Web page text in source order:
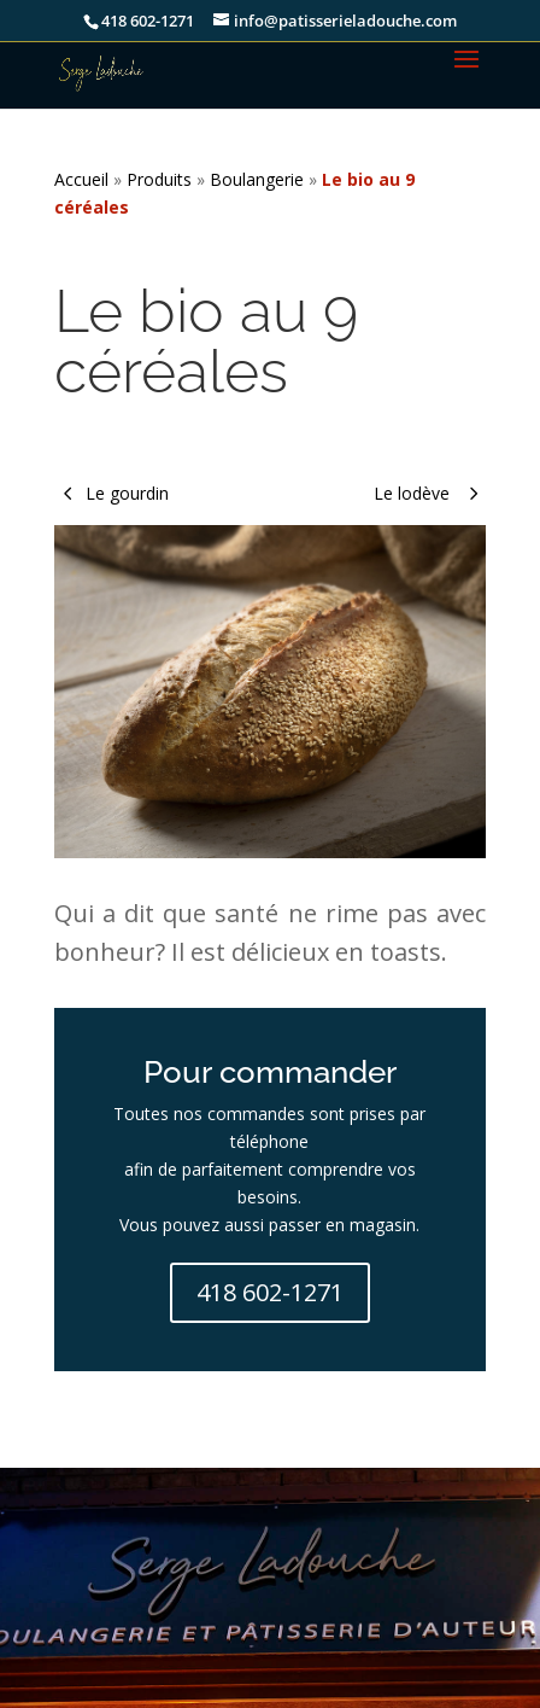
418 602-1271 info@patisserieladouche.com
Accueil » Produits » Boulangerie » Le bio au 9
céréales
Le bio au 9
céréales
Le lodève
Le gourdin
Qui a dit que santé ne rime pas avec
bonheur? Il est délicieux en toasts.
Pour commander
Toutes nos commandes sont prises par
téléphone
afin de parfaitement comprendre vos
besoins.
Vous pouvez aussi passer en magasin.
418 602-1271